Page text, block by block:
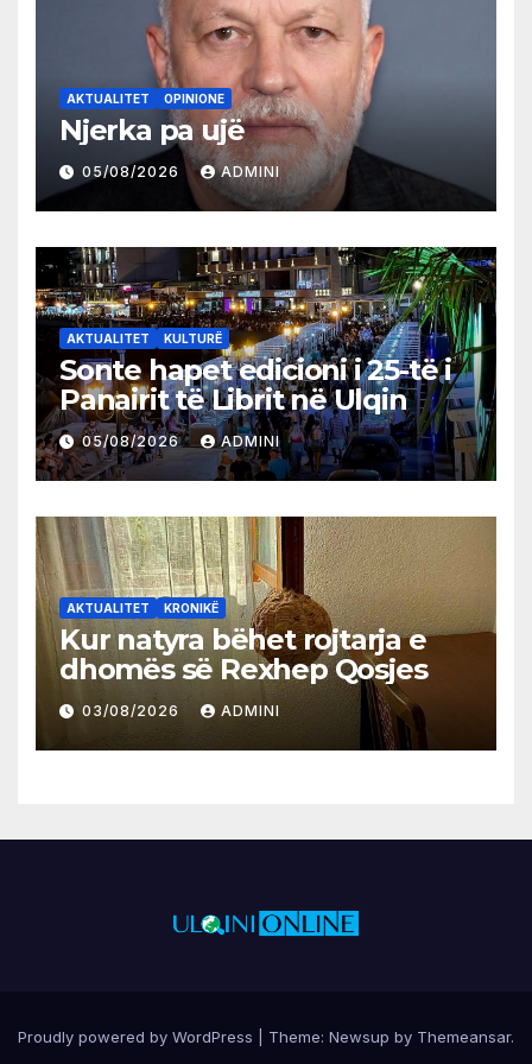
AKTUALITET OPINIONE
Njerka pa ujë
05/08/2026 ADMINI
AKTUALITET KULTURË
Sonte hapet edicioni i 25-të i
Panairit të Librit në Ulqin
05/08/2026 ADMINI
AKTUALITET KRONIKË
Kur natyra bëhet rojtarja e
dhomës së Rexhep Qosjes
03/08/2026 ADMINI
Proudly powered by WordPress Theme: Newsup by Themeansar.